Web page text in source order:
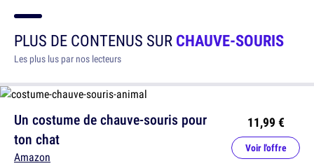
PLUS DE CONTENUS SURCHAUVE-SOURIS
Les plus lus par nos lecteurs
Un costume de chauve-souris pour
ton chat
Amazon
11,99 €
Voir l'offre